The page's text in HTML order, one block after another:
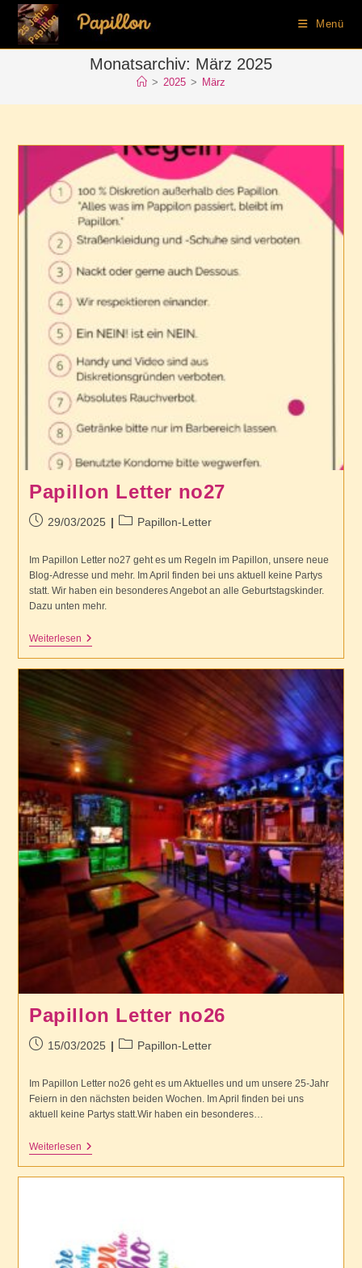
springen
Zum
Inhalt
springen
Menü
Monatsarchiv: März 2025
> 2025 > März
Papillon Letter no27
Beitrag29/03/2025
Beitrags-
Papillon-Letter
Im Papillon Letter no27 geht es um Regeln im Papillon, unsere neue
Blog-Adresse und mehr. Im April finden bei uns aktuell keine Partys
statt. Wir haben ein besonderes Angebot an alle Geburtstagskinder.
Dazu unten mehr.
WeiterlesenPapillon
Papillon Letter no26
Beitrag15/03/2025
Beitrags-
Papillon-Letter
Im Papillon Letter no26 geht es um Aktuelles und um unsere 25-Jahr
Feiern in den nächsten beiden Wochen. Im April finden bei uns
aktuell keine Partys statt.Wir haben ein besonderes…
WeiterlesenPapillon